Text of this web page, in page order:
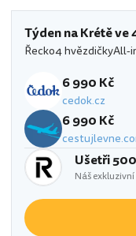
Týden na Krétě
Řecko4 hvězdičkyAll-
6 990 Kč
cedok.cz
6 990 Kč
Ušetři
Náš